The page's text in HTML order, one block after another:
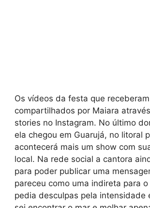
Os vídeos da festa que
compartilhados por Maiara
stories no Instagram. No último
ela chegou em Guarujá, no litoral
acontecerá mais um show com
local. Na rede social a cantora
para poder publicar uma
pareceu como uma indireta para
pedia desculpas pela intensidade